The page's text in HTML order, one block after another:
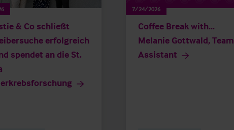
& Co schließt
erfolgreich
spendet an die St.
7/24/2026
Coffee Break with...
Melanie Gottwald, Team
Assistant